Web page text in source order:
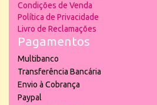
Condições de Venda
Política de Privacidade
Livro de Reclamações
Pagamentos
Multibanco
Transferência Bancária
Envio à Cobrança
Paypal